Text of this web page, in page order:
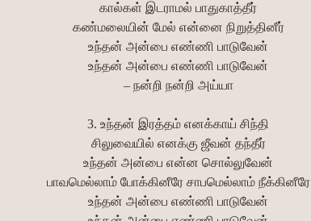
கால்கள் இடராமல் பாதுகாத்தீர்
கண்மலையின் மேல் என்னை நிறுத்தினீர்
உந்தன் அன்பை எண்ணி பாடுவேன்
உந்தன் அன்பை எண்ணி பாடுவேன்
– நன்றி நன்றி அய்யா
3. உந்தன் இரத்தம் எனக்காய் சிந்தி
சிலுவையில் எனக்கு ஜீவன் தந்தீர்
உந்தன் அன்பை என்ன சொல்லுவேன்
பாவமெல்லாம் போக்கினீரே சாபமெல்லாம் நீக்கினீரே
உந்தன் அன்பை எண்ணி பாடுவேன்